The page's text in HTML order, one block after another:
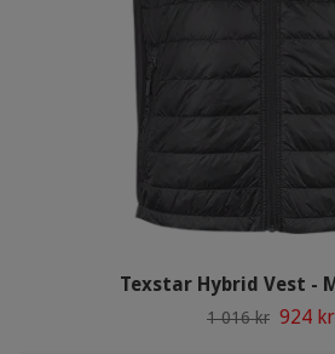
Texstar Hybrid Vest -
1 016 kr 924 kr